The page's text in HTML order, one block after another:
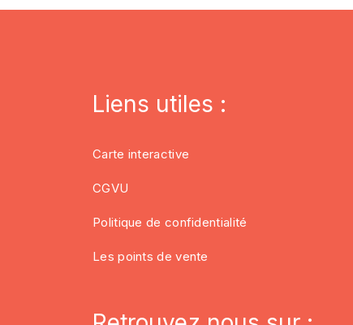
Liens utiles :
Carte interactive
CGVU
Politique de confidentialité
Les points de vente